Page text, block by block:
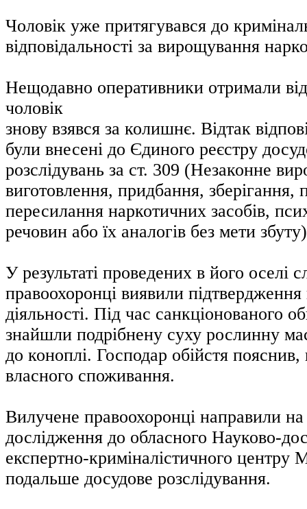
Чоловік уже притягувався до
відповідальності за вирощування
Нещодавно оперативники отримали
чоловік
знову взявся за колишнє. Відтак
були внесені до Єдиного реєстру
розслідувань за ст. 309 (Незаконне
виготовлення, придбання, зберігання,
пересилання наркотичних засобів,
речовин або їх аналогів без мети
У результаті проведених в його оселі
правоохоронці виявили підтвердження
діяльності. Під час санкціонованого
знайшли подрібнену суху рослинну
до коноплі. Господар обійстя пояснив,
власного споживання.
Вилучене правоохоронці направили на
дослідження до обласного Науково-
експертно-криміналістичного
подальше досудове розслідування.